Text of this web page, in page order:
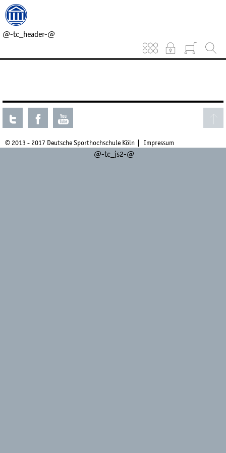
@-tc_header-@
@-tc_breadcrumb-@
Keinen aktuellen Kurs gefunden.
© 2013 - 2017 Deutsche Sporthochschule Köln Impressum
@-tc_js2-@